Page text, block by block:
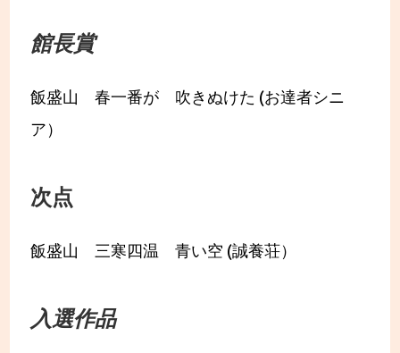
館長賞
飯盛山 春一番が 吹きぬけた (お達者シニ
ア）
次点
飯盛山 三寒四温 青い空 (誠養荘）
入選作品